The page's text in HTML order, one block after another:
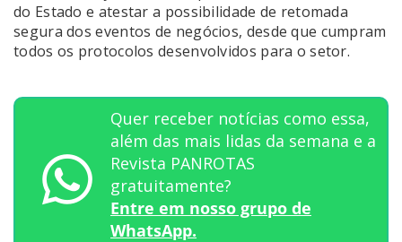
do Estado e atestar a possibilidade de retomada
segura dos eventos de negócios, desde que cumpram
todos os protocolos desenvolvidos para o setor.
Quer receber notícias como essa,
além das mais lidas da semana e a
Revista PANROTAS
gratuitamente?
Entre em nosso grupo de
WhatsApp.